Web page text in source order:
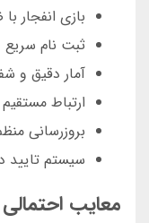
بازی انفجار
ثبت نام سریع
آمار دقیق و
ارتباط
بروزرسانی
سیستم تایید
معایب